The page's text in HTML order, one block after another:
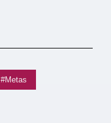
#Metas